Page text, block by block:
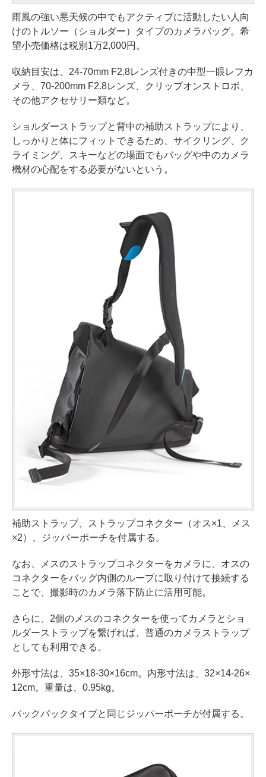
雨風の強い悪天候の中でもアクティブに活動したい人向
けのトルソー（ショルダー）タイプのカメラバッグ。希
望小売価格は税別1万2,000円。
収納目安は、24-70mm F2.8レンズ付きの中型一眼レフカ
メラ、70-200mm F2.8レンズ、クリップオンストロボ、
その他アクセサリー類など。
ショルダーストラップと背中の補助ストラップにより、
しっかりと体にフィットできるため、サイクリング、ク
ライミング、スキーなどの場面でもバッグや中のカメラ
機材の心配をする必要がないという。
補助ストラップ、ストラップコネクター（オス×1、メス
×2）、ジッパーポーチを付属する。
なお、メスのストラップコネクターをカメラに、オスの
コネクターをバッグ内側のループに取り付けて接続する
ことで、撮影時のカメラ落下防止に活用可能。
さらに、2個のメスのコネクターを使ってカメラとショ
ルダーストラップを繋げれば、普通のカメラストラップ
としても利用できる。
外形寸法は、35×18-30×16cm。内形寸法は、32×14-26×
12cm。重量は、0.95kg。
バックパックタイプと同じジッパーポーチが付属する。